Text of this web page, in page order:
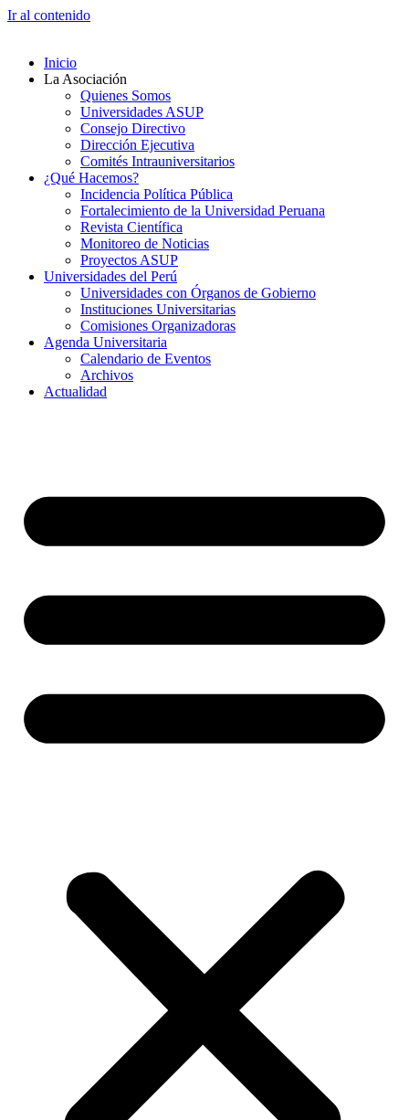
Ir al contenido
Inicio
La Asociación
Quienes Somos
Universidades ASUP
Consejo Directivo
Dirección Ejecutiva
Comités Intrauniversitarios
¿Qué Hacemos?
Incidencia Política Pública
Fortalecimiento de la Universidad Peruana
Revista Científica
Monitoreo de Noticias
Proyectos ASUP
Universidades del Perú
Universidades con Órganos de Gobierno
Instituciones Universitarias
Comisiones Organizadoras
Agenda Universitaria
Calendario de Eventos
Archivos
Actualidad